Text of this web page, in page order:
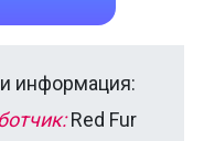
информация:
Red Fur